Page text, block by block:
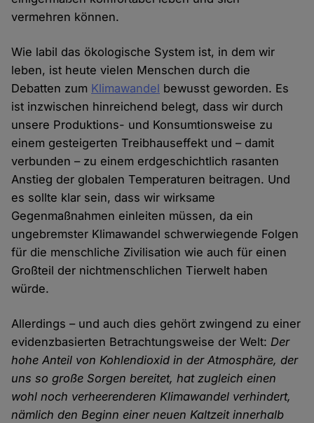
vermehren können.
Wie labil das ökologische System ist, in dem wir
leben, ist heute vielen Menschen durch die
Debatten zum Klimawandel bewusst geworden. Es
ist inzwischen hinreichend belegt, dass wir durch
unsere Produktions- und Konsumtionsweise zu
einem gesteigerten Treibhauseffekt und – damit
verbunden – zu einem erdgeschichtlich rasanten
Anstieg der globalen Temperaturen beitragen. Und
es sollte klar sein, dass wir wirksame
Gegenmaßnahmen einleiten müssen, da ein
ungebremster Klimawandel schwerwiegende Folgen
für die menschliche Zivilisation wie auch für einen
Großteil der nichtmenschlichen Tierwelt haben
würde.
Allerdings – und auch dies gehört zwingend zu einer
evidenzbasierten Betrachtungsweise der Welt:Der
hohe Anteil von Kohlendioxid in der Atmosphäre, der
uns so große Sorgen bereitet, hat zugleich einen
wohl noch verheerenderen Klimawandel verhindert,
nämlich den Beginn einer neuen Kaltzeit innerhalb